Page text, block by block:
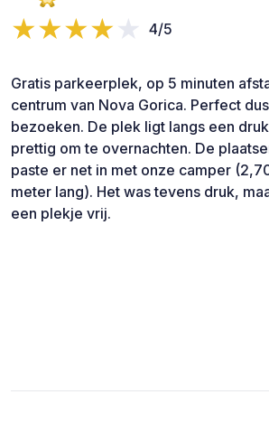
4/5
Gratis parkeerplek, op 5 minuten
centrum van Nova Gorica. Perfect
bezoeken. De plek ligt langs een
prettig om te overnachten. De
paste er net in met onze camper
meter lang). Het was tevens druk,
een plekje vrij.